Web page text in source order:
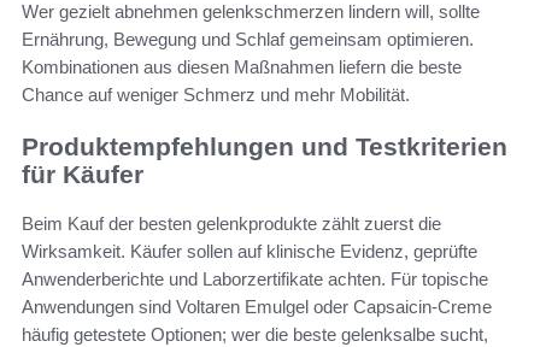
Wer gezielt abnehmen gelenkschmerzen lindern will, sollte
Ernährung, Bewegung und Schlaf gemeinsam optimieren.
Kombinationen aus diesen Maßnahmen liefern die beste
Chance auf weniger Schmerz und mehr Mobilität.
Produktempfehlungen und Testkriterien
für Käufer
Beim Kauf der besten gelenkprodukte zählt zuerst die
Wirksamkeit. Käufer sollen auf klinische Evidenz, geprüfte
Anwenderberichte und Laborzertifikate achten. Für topische
Anwendungen sind Voltaren Emulgel oder Capsaicin-Creme
häufig getestete Optionen; wer die beste gelenksalbe sucht,